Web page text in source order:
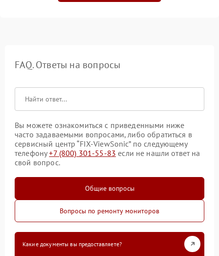
FAQ. Ответы на вопросы
Вы можете ознакомиться с приведенными ниже
часто задаваемыми вопросами, либо обратиться в
сервисный центр “FIX-ViewSonic” по следующему
телефону+7 (800) 301-55-83 если не нашли ответ на
свой вопрос.
Общие вопросы
Вопросы по ремонту мониторов
Какие документы вы предоставляете?